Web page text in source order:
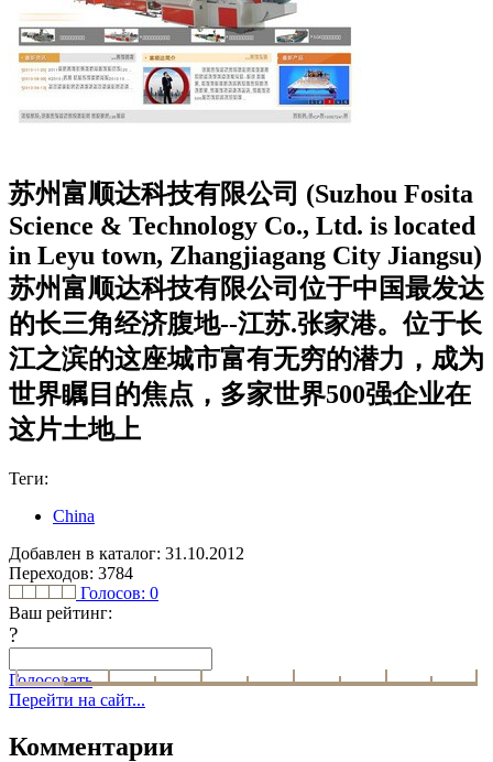
苏州富顺达科技有限公司 (Suzhou Fosita
Science & Technology Co., Ltd. is located
in Leyu town, Zhangjiagang City Jiangsu)
苏州富顺达科技有限公司位于中国最发达
的长三角经济腹地--江苏.张家港。位于长
江之滨的这座城市富有无穷的潜力，成为
世界瞩目的焦点，多家世界500强企业在
这片土地上
Теги:
China
Добавлен в каталог: 31.10.2012
Переходов: 3784
Голосов: 0
Ваш рейтинг:
?
Голосовать
Перейти на сайт...
Комментарии